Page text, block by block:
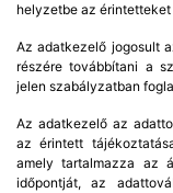
helyzetbe az
Az adatkezelő jogosult
részére továbbítani a
jelen szabályzatban
Az adatkezelő az
az érintett
amely tartalmazza az
időpontját, az